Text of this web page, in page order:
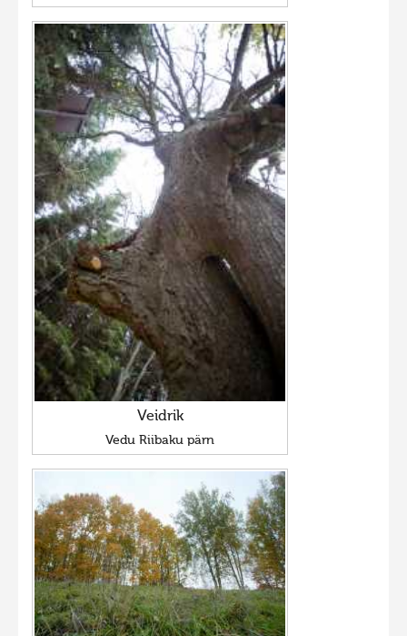
Veidrik
Vedu Riibaku pärn